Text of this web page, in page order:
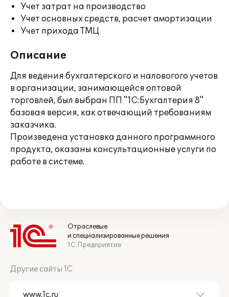
Учет затрат на производство
Учет основных средств, расчет амортизации
Учет прихода ТМЦ
Описание
Для ведения бухгалтерского и наловогого учетов
в организации, занимающейся оптовой
торговлей, был выбран ПП "1С:Бухгалтерия 8"
базовая версия, как отвечающий требованиям
заказчика.
Произведена установка данного программного
продукта, оказаны консультационные услуги по
работе в системе.
Отраслевые
и специализированные решения
1С:Предприятие
Другие сайты 1С